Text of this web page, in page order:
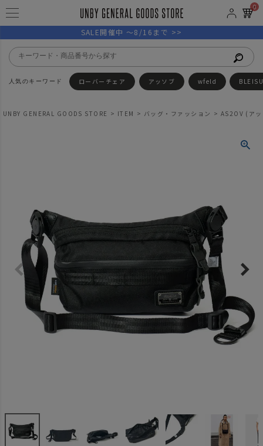
0
SALE開催中 ～8/16まで >>
ローバーチェア アッソブ wfeld
UNBY GENERAL GOODS STORE ITEM バッグ・ファッション AS2OV (ア